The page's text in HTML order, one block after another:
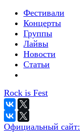
Фестивали
Концерты
Группы
Лайвы
Новости
Статьи
Rock is Fest
Официальный сайт: